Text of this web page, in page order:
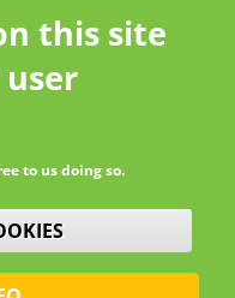
this site
to us doing so.